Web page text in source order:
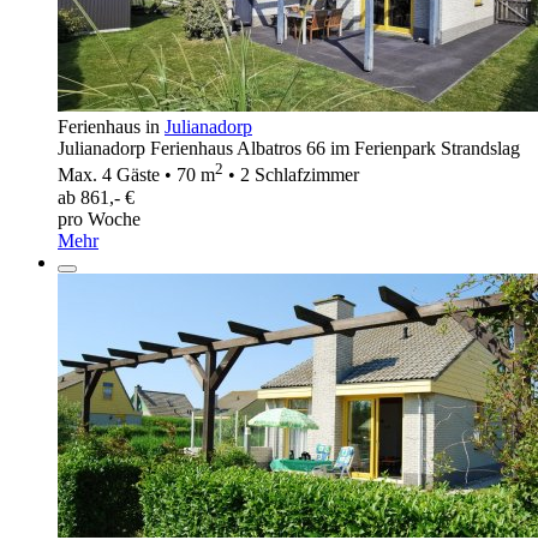
Ferienhaus in Julianadorp
Julianadorp Ferienhaus Albatros 66 im Ferienpark Strandslag
Max. 4 Gäste • 70 m2 • 2 Schlafzimmer
ab 861,- €
pro Woche
Mehr